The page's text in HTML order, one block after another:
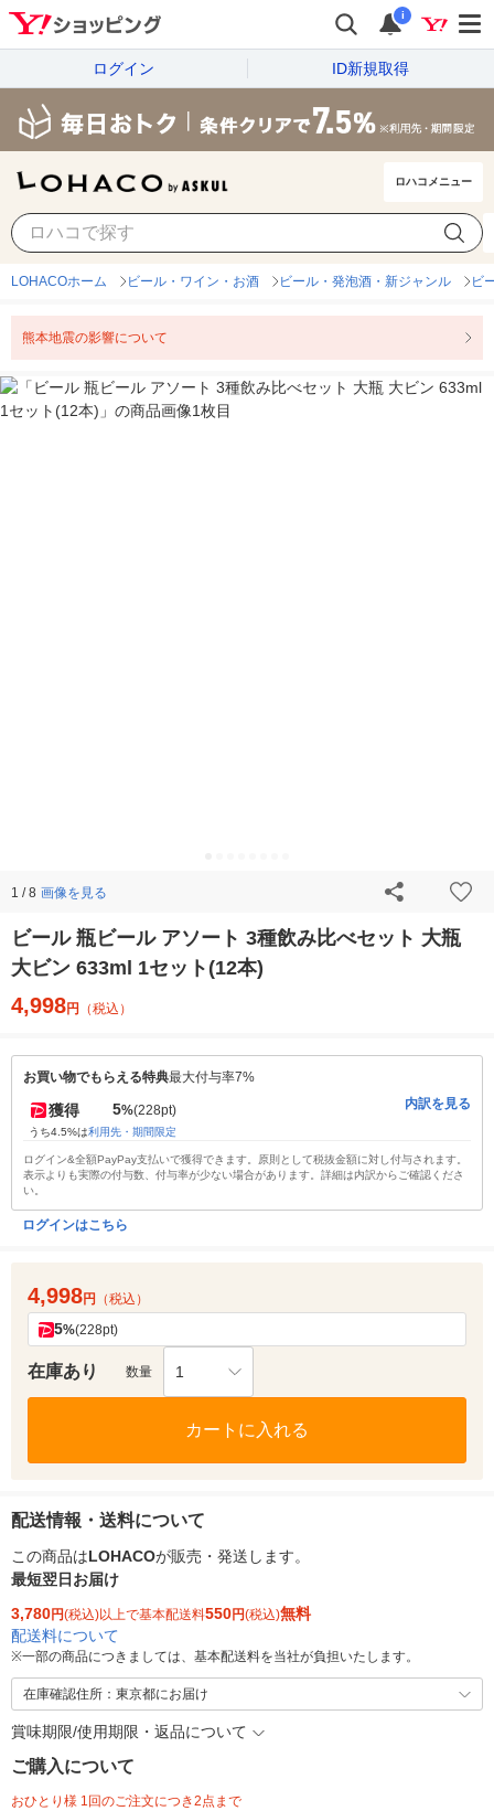
i
ログイン ID新規取得
ロハコメニュー
LOHACOホーム ビール・ワイン・お酒 ビール・発泡酒・新ジャンル ビ
熊本地震の影響について
1 / 8 画像を見る
ビール 瓶ビール アソート 3種飲み比べセット 大瓶
大ビン 633ml 1セット(12本)
4,998円 （税込）
お買い物でもらえる特典最大付与率7%
獲得 5%(228pt)
うち4.5%は利用先・期間限定
内訳を見る
ログイン&全額PayPay支払いで獲得できます。原則として税抜金額に対し付与されます。
表示よりも実際の付与数、付与率が少ない場合があります。詳細は内訳からご確認くださ
い。
ログインはこちら
4,998円 （税込）
5%(228pt)
在庫あり 数量 1
カートに入れる
配送情報・送料について
この商品はLOHACOが販売・発送します。
最短翌日お届け
3,780円(税込)以上で基本配送料550円(税込)無料
配送料について
※一部の商品につきましては、基本配送料を当社が負担いたします。
在庫確認住所：東京都にお届け
賞味期限/使用期限・返品について
ご購入について
おひとり様 1回のご注文につき2点まで